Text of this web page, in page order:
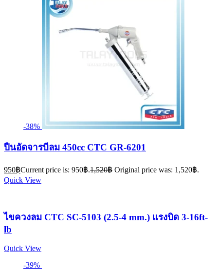
-38%
ปืนอัดจารบีลม 450cc CTC GR-6201
950฿Current price is: 950฿.1,520฿ Original price was: 1,520฿.
Quick View
ไขควงลม CTC SC-5103 (2.5-4 mm.) แรงบิด 3-16ft-
lb
Quick View
-39%